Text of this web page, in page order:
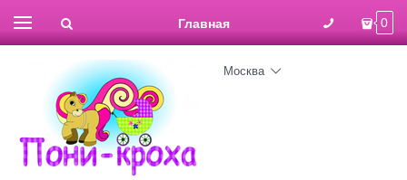
Главная 0
Москва